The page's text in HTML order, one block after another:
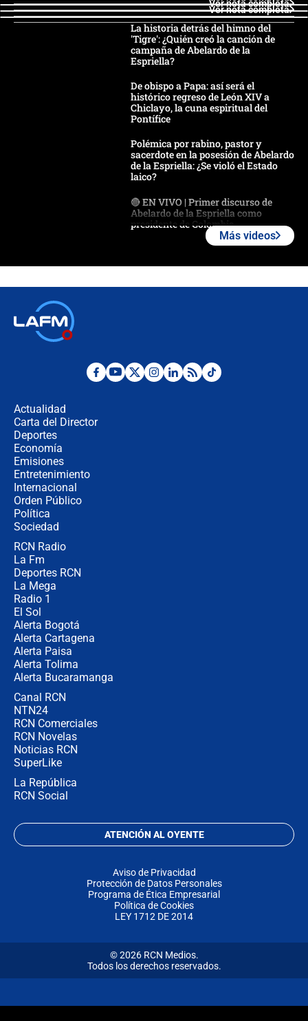
Ver nota completa
Ver nota completa
La historia detrás del himno del
'Tigre': ¿Quién creó la canción de
campaña de Abelardo de la
Espriella?
De obispo a Papa: así será el
histórico regreso de León XIV a
Chiclayo, la cuna espiritual del
Pontífice
Polémica por rabino, pastor y
sacerdote en la posesión de Abelardo
de la Espriella: ¿Se violó el Estado
laico?
🔴 EN VIVO | Primer discurso de
Abelardo de la Espriella como
presidente de Colombia
Espriella en Cali inicia la
Desde dermatitis hasta infecciones:
Más videos
Actualidad
Carta del Director
Deportes
Economía
Emisiones
Entretenimiento
Internacional
Orden Público
Política
Sociedad
RCN Radio
La Fm
Deportes RCN
La Mega
Radio 1
El Sol
Alerta Bogotá
Alerta Cartagena
Alerta Paisa
Alerta Tolima
Alerta Bucaramanga
Canal RCN
NTN24
RCN Comerciales
RCN Novelas
Noticias RCN
SuperLike
La República
RCN Social
ATENCIÓN AL OYENTE
Aviso de Privacidad
Protección de Datos Personales
Programa de Ética Empresarial
Política de Cookies
LEY 1712 DE 2014
© 2026 RCN Medios.
Todos los derechos reservados.